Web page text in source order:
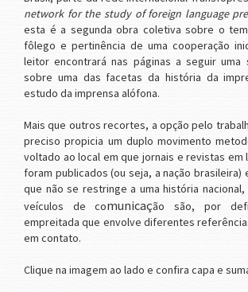
network for the study of foreign language
esta é a segunda obra coletiva sobre o
fôlego e pertinência de uma cooperação
leitor encontrará nas páginas a seguir uma
sobre uma das facetas da história da
estudo da imprensa alófona.
Mais que outros recortes, a opção pelo
preciso propicia um duplo movimento
voltado ao local em que jornais e revistas em
foram publicados (ou seja, a nação brasileira)
que não se restringe a uma história
veículos de comunicação são, por
empreitada que envolve diferentes
em contato.
Clique na imagem ao lado e confira capa e